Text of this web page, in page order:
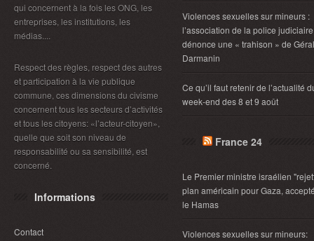
qui concernent à la fois les ONG, les
entreprises, les institutions, les
médias....
Respect des règles, respect des autres
et participation à la vie publique
commune, ces dimensions du civisme
concernent tous les secteurs d’activités
et tous les citoyens: «l’acteur-citoyen»,
quelle que soit son niveau de
responsabilité ou sa sensibilité, est
concerné.
Informations
Contact
Violences sexuelles sur mineurs :
l’association de la police judiciaire
dénonce une « trahison » de
Darmanin
Ce qu’il faut retenir de l’actualité
week-end des 8 et 9 août
France 24
Le Premier ministre israélien
plan américain pour Gaza,
le Hamas
Violences sexuelles sur mineurs: